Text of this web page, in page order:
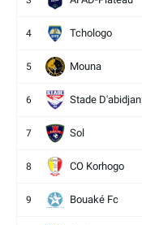
4 Tchologo
5 Mouna
6 Stade D'abidjan
7 Sol
8 CO Korhogo
9 Bouaké Fc